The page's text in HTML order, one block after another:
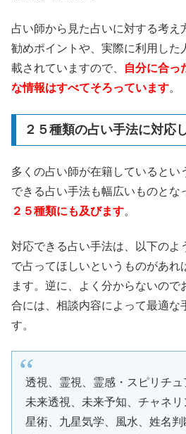
占い師から見た占いに対する考え
勧めポイントや、実際に利用した
載されていますので、
自分に合っ
な情報はすべてそろっています。
２５種類の占い手法に対応
多くの占い師が在籍しているとい
できる占い手法も幅広いものとな
２５種類にも及びます。
対応できる占い手法は、以下のよ
で占ってほしいというものがあれ
ます。逆に、よく分からないの
合には、相談内容によって最適な
す。
透視、霊視、霊感・スピリチュ
未来透視、未来予知、チャネ
星術、九星気学、風水、姓名